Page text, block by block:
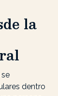
la
se
dentro